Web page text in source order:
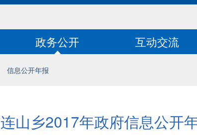
政务公开 互动交流
信息公开年报
连山乡2017年政府信息公开